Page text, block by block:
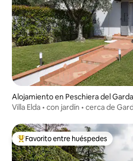
Alojamiento en Peschiera del Garda
Villa Elda • con jardín • cerca de
Favorito entre huéspedes preferido
Favorito entre huéspedes